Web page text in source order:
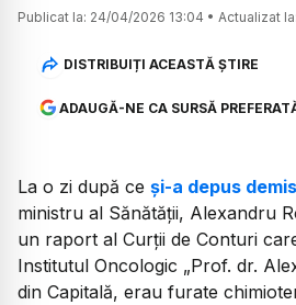
Publicat la: 24/04/2026 13:04 • Actualizat la:
DISTRIBUIȚI ACEASTĂ ȘTIRE
ADAUGĂ-NE CA SURSĂ
La o zi după ce și-a depus
ministru al Sănătății, Alexandru
un raport al Curții de Conturi
Institutul Oncologic „Prof. dr.
din Capitală, erau furate